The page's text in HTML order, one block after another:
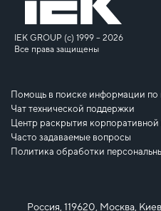
IEK GROUP (c) 1999 – 2026
Все права защищены
Помощь в поиске информации по
Чат технической поддержки
Центр раскрытия
Часто задаваемые вопросы
Политика обработки
Россия, 119620, Москва,